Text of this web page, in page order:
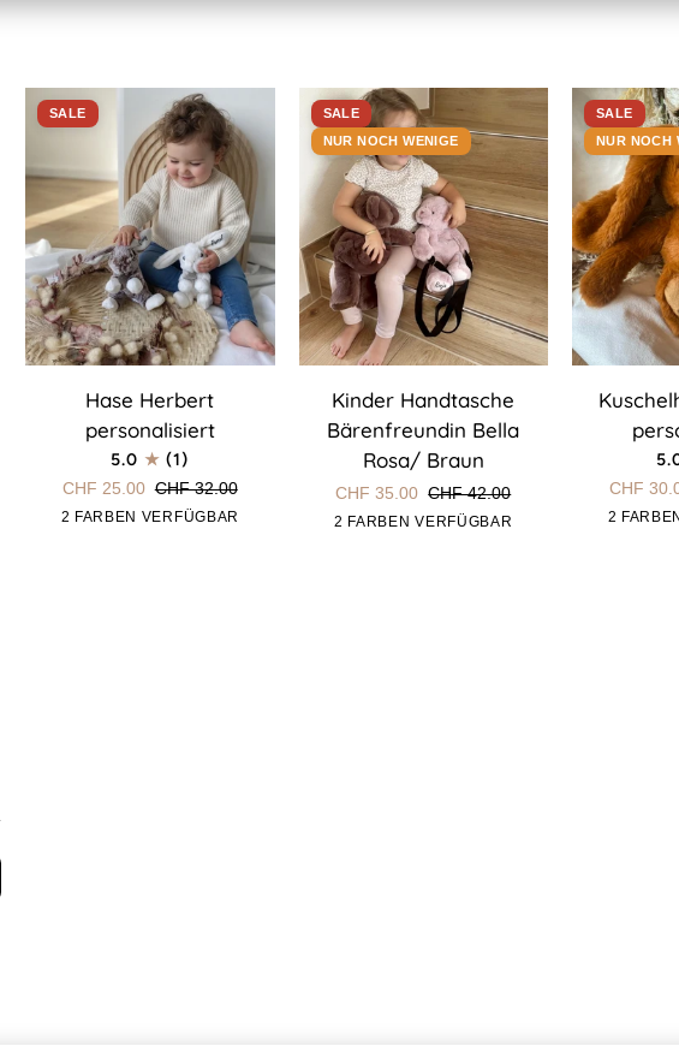
SALE
personalisiert
Hase Herbert
personalisiert
5.0 (1)
CHF 25.00 CHF 32.00
2 FARBEN VERFÜGBAR
GrauWeiss
SALE
NUR NOCH WENIGE
Kinder
Handtasche
Bärenfreundin
Kinder Handtasche
Bärenfreundin Bella
Rosa/ Braun
CHF 35.00 CHF 42.00
2 FARBEN VERFÜGBAR
RosaBraun
SALE
NUR NOCH
Kuschelhase
CHF
2